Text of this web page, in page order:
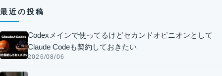
最近の投稿
Codexメインで使ってるけどセカンドオピニオンとして
Claude Codeも契約しておきたい
2026/08/06